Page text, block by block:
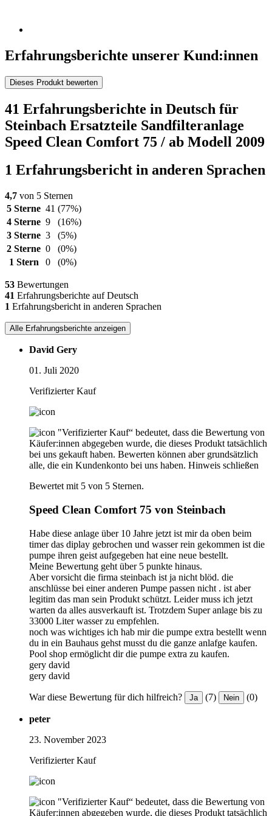
Erfahrungsberichte unserer Kund:innen
Dieses Produkt bewerten
41 Erfahrungsberichte in Deutsch für
Steinbach Ersatzteile Sandfilteranlage
Speed Clean Comfort 75 / ab Modell 2009
1 Erfahrungsbericht in anderen Sprachen
4,7 von 5 Sternen
5 Sterne 41 (77%)
4 Sterne 9
(16%)
3 Sterne 3
(5%)
2 Sterne 0
(0%)
1 Stern
0 (0%)
53 Bewertungen
41 Erfahrungsberichte auf Deutsch
1 Erfahrungsbericht in anderen Sprachen
Alle Erfahrungsberichte anzeigen
David Gery
01. Juli 2020
Verifizierter Kauf
"Verifizierter Kauf“ bedeutet, dass die Bewertung von
Käufer:innen abgegeben wurde, die dieses Produkt tatsächlich
bei uns gekauft haben. Bewerten können aber grundsätzlich
alle, die ein Kundenkonto bei uns haben. Hinweis schließen
Bewertet mit 5 von 5 Sternen.
Speed Clean Comfort 75 von Steinbach
Habe diese anlage über 10 Jahre jetzt ist mir da oben beim
timer das diplay gebrochen und wasser rein gekommen ist die
pumpe ihren geist aufgegeben hat eine neue bestellt.
Meine Bewertung geht über 5 punkte hinaus.
Aber vorsicht die firma steinbach ist ja nicht blöd. die
anschlüsse bei einer anderen Pumpe passen nicht . ist aber
legitim das man sein Produkt schützt. Leider muss ich jetzt
warten da alles ausverkauft ist. Trotzdem Super anlage bis zu
33000 Liter wasser zu empfehlen.
noch was wichtiges ich hab mir die pumpe extra bestellt wenn
du in ein Bauhaus gehst musst du die ganze anlafge kaufen.
Pool shop ermöglicht dir die pumpe extra zu kaufen.
gery david
gery david
War diese Bewertung für dich hilfreich? Ja (7) Nein (0)
peter
23. November 2023
Verifizierter Kauf
"Verifizierter Kauf“ bedeutet, dass die Bewertung von
Käufer:innen abgegeben wurde, die dieses Produkt tatsächlich